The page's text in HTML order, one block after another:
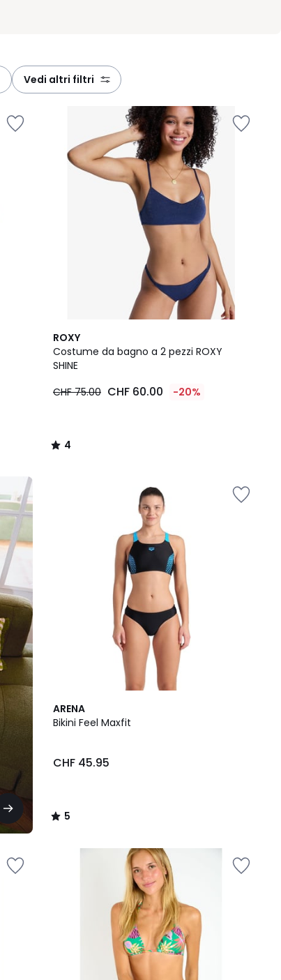
vedi altri filtri
ROXY
Costume da bagno a 2 pezzi ROXY
SHINE
CHF 75.00 CHF 60.00 -20%
4
/
5
4
/
ARENA
Bikini Feel Maxfit
CHF 45.95
5
/
5
/